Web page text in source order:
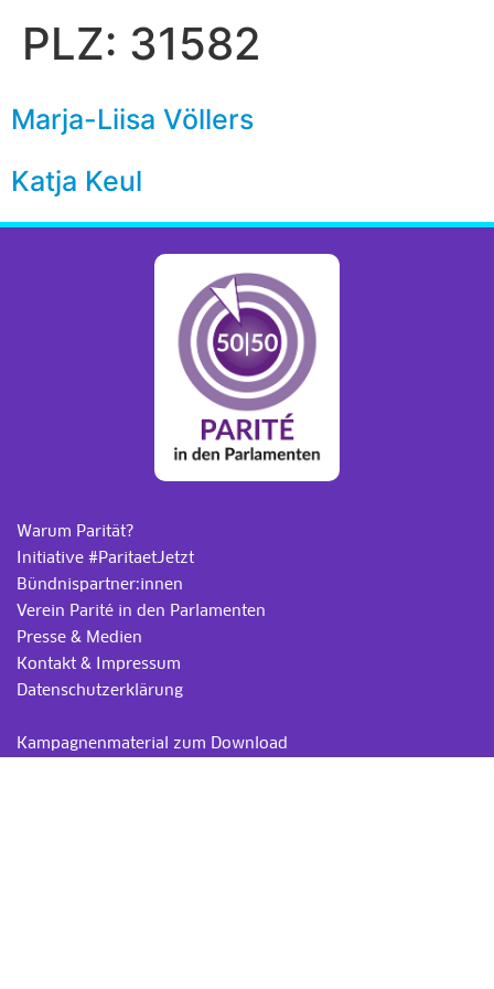
PLZ: 31582
Marja-Liisa Völlers
Katja Keul
Warum Parität?
Initiative #ParitaetJetzt
Bündnispartner:innen
Verein Parité in den Parlamenten
Presse & Medien
Kontakt & Impressum
Datenschutzerklärung
Kampagnenmaterial zum Download